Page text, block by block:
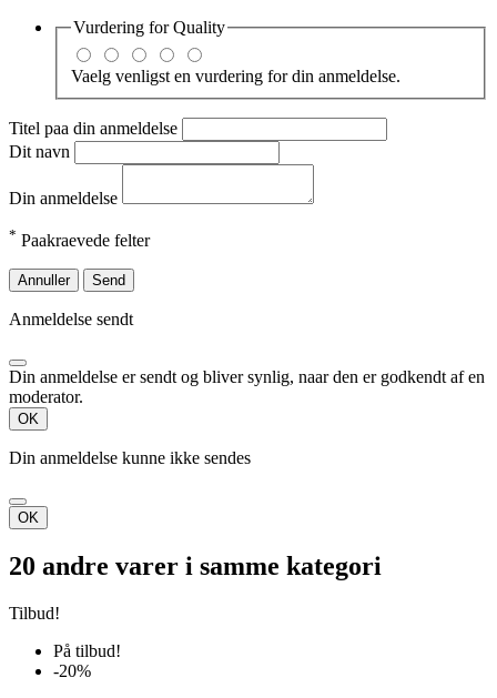
Vurdering forQuality
Vaelg venligst en vurdering for din anmeldelse.
Titel paa din anmeldelse
Dit navn
Din anmeldelse
* Paakraevede felter
Annuller Send
Anmeldelse sendt
Din anmeldelse er sendt og bliver synlig, naar den er godkendt af en
moderator.
OK
Din anmeldelse kunne ikke sendes
OK
20 andre varer i samme kategori
Tilbud!
På tilbud!
-20%